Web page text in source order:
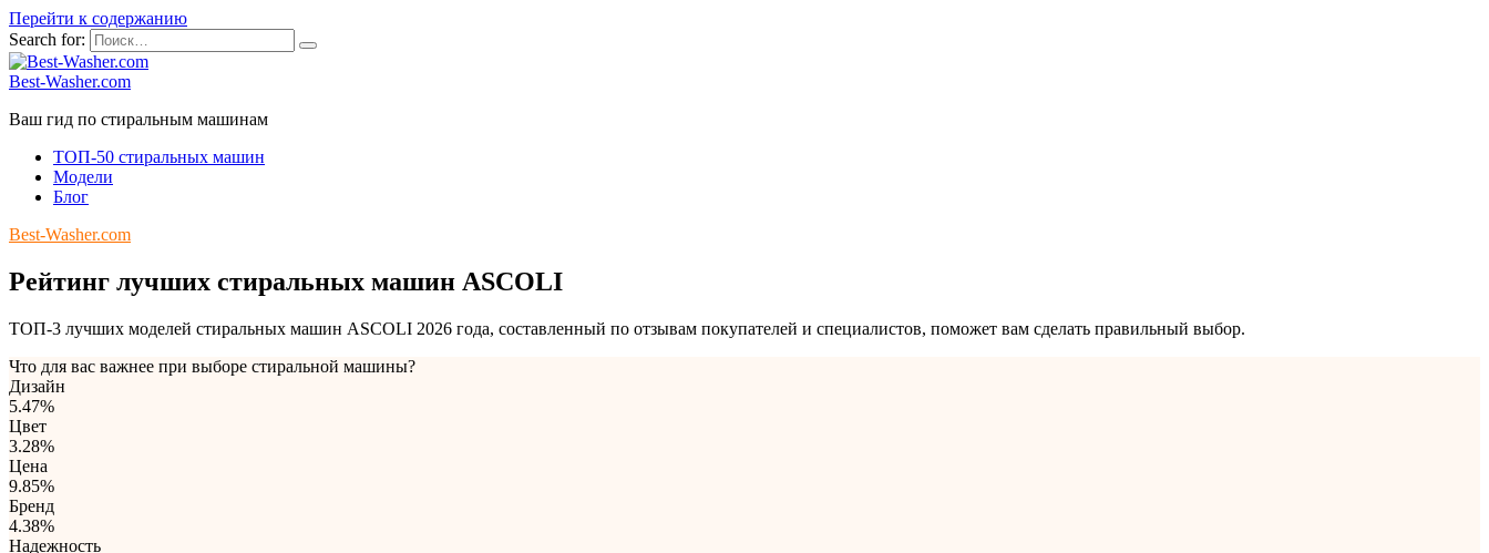
Перейти к содержанию
Search for:
Best-Washer.com
Ваш гид по стиральным машинам
ТОП-50 стиральных машин
Модели
Блог
Best-Washer.com
Рейтинг лучших стиральных машин ASCOLI
ТОП-3 лучших моделей стиральных машин ASCOLI 2026 года, составленный по отзывам покупателей и специалистов, поможет вам сделать правильный выбор.
Что для вас важнее при выборе стиральной машины?
Дизайн
5.47%
Цвет
3.28%
Цена
9.85%
Бренд
4.38%
Надежность